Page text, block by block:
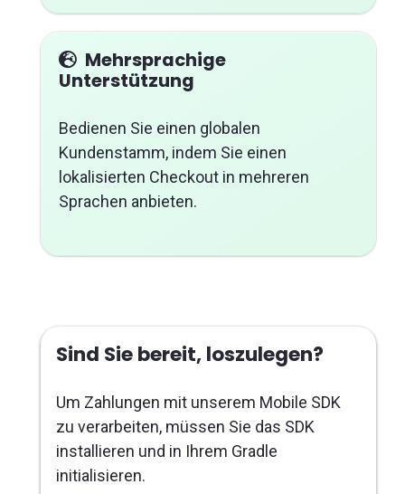
Mehrsprachige
Unterstützung
Bedienen Sie einen globalen
Kundenstamm, indem Sie einen
lokalisierten Checkout in mehreren
Sprachen anbieten.
Sind Sie bereit, loszulegen?
Um Zahlungen mit unserem Mobile SDK
zu verarbeiten, müssen Sie das SDK
installieren und in Ihrem Gradle
initialisieren.